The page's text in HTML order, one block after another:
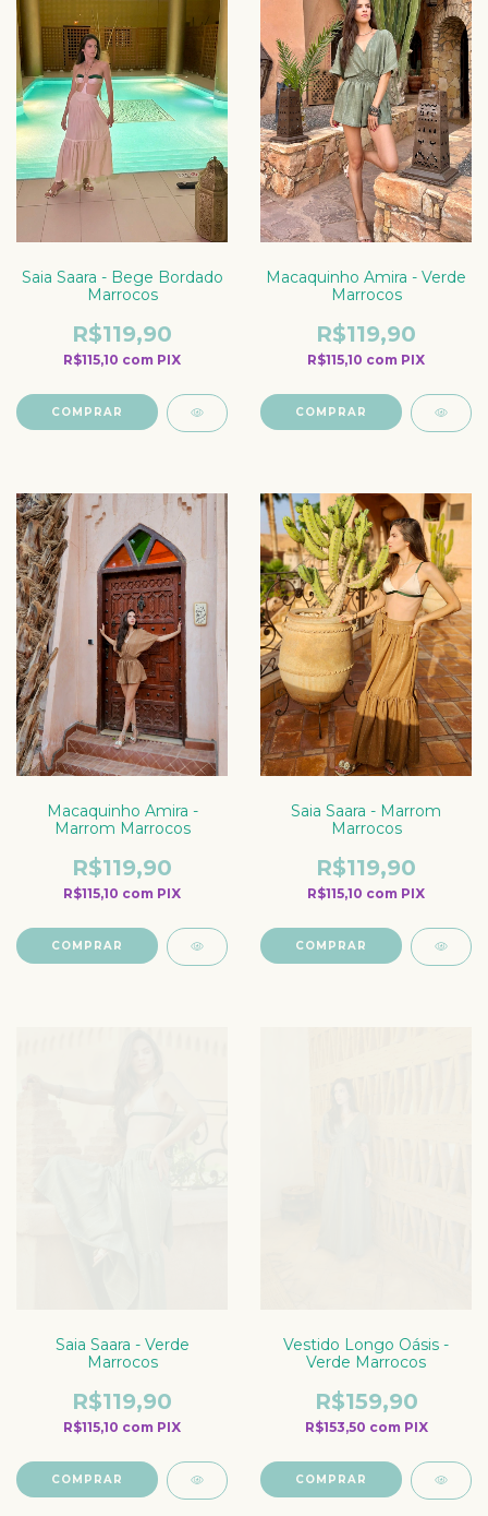
Saia Saara - Bege Bordado
Marrocos
R$119,90
R$115,10 com PIX
COMPRAR
Macaquinho Amira - Verde
Marrocos
R$119,90
R$115,10 com PIX
COMPRAR
Macaquinho Amira -
Marrom Marrocos
R$119,90
R$115,10 com PIX
COMPRAR
Saia Saara - Marrom
Marrocos
R$119,90
R$115,10 com PIX
COMPRAR
Saia Saara - Verde
Marrocos
R$119,90
R$115,10 com PIX
COMPRAR
Vestido Longo Oásis -
Verde Marrocos
R$159,90
R$153,50 com PIX
COMPRAR